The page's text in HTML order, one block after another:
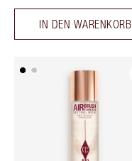
IN DEN WARENKORB